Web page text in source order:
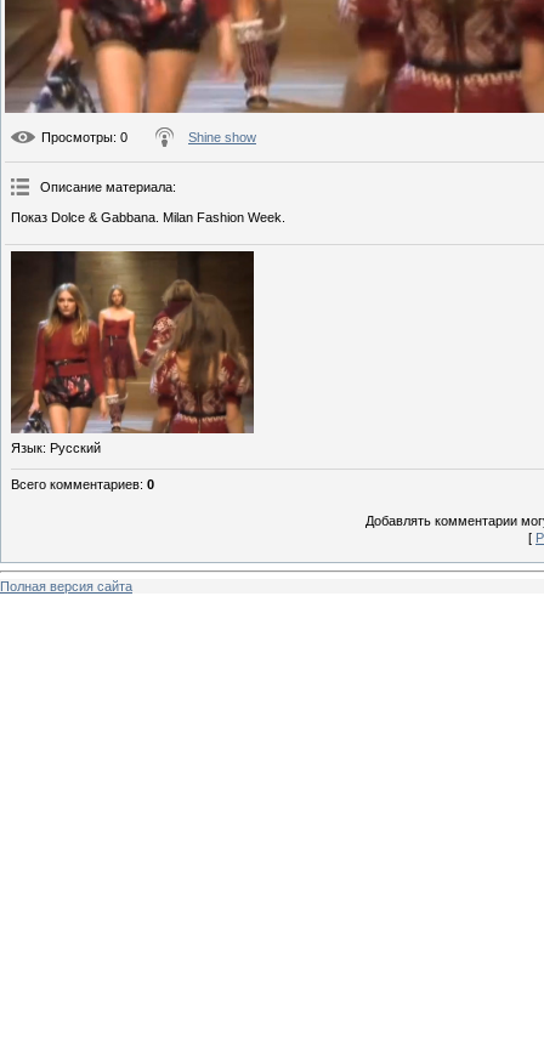
Просмотры: 0 Shine show
Описание материала:
Показ Dolce & Gabbana. Milan Fashion Week.
Язык: Русский
Всего комментариев: 0
Добавлять комментарии
[
Полная версия сайта